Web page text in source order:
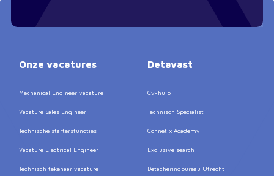
Onze vacatures
Mechanical Engineer vacature
Vacature Sales Engineer
Technische startersfuncties
Vacature Electrical Engineer
Technisch tekenaar vacature
Detavast
Cv-hulp
Technisch Specialist
Connetix Academy
Exclusive search
Detacheringbureau Utrecht